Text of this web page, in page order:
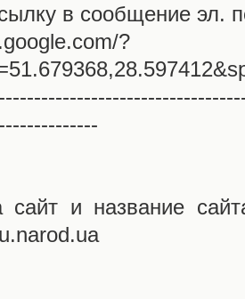
в сообщение эл.
?
и название